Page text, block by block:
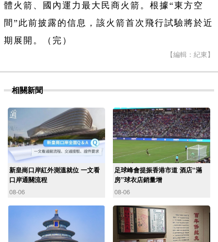
體火箭、國內運力最大民商火箭。根據“東方空
間”此前披露的信息，該火箭首次飛行試驗將於近
期展開。（完）
【編輯：紀東】
相關新聞
新皇崗口岸紅外測溫就位 一文看
口岸通關流程
08-06
足球峰會提振香港市道 酒店“滿
房”球衣店銷量增
08-06